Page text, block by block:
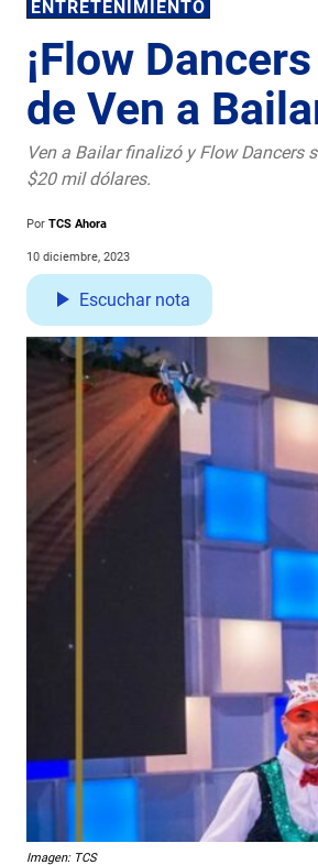
ENTRETENIMIENTO
¡Flow
de Ven a
Ven a Bailar finalizó y Flow Dancers
$20 mil dólares.
Por TCS Ahora
10 diciembre, 2023
Escuchar nota
Imagen: TCS